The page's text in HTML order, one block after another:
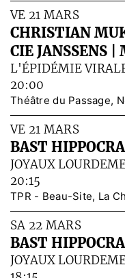
VE 21 MARS
CHRISTIAN
CIE JANSSENS |
L'ÉPIDÉMIE
20:00
Théâtre du Passage,
VE 21 MARS
BAST
JOYAUX
20:15
TPR - Beau-Site, La
SA 22 MARS
BAST
JOYAUX